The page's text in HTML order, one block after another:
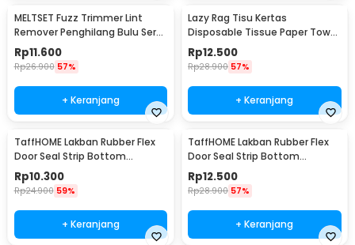
MELTSET Fuzz Trimmer Lint
Remover Penghilang Bulu Serat
Kain - CV8805
Rp11.600
Rp26.900 57%
+ Keranjang
Lazy Rag Tisu Kertas
Disposable Tissue Paper Towel
1 Roll (50 Helai) - MB104P
Rp12.500
Rp28.900 57%
+ Keranjang
TaffHOME Lakban Rubber Flex
Door Seal Strip Bottom
Waterproof 25mmx5M - TP39
Rp10.300
Rp24.900 59%
+ Keranjang
TaffHOME Lakban Rubber Flex
Door Seal Strip Bottom
Waterproof 35mmx5M - TP39
Rp12.500
Rp28.900 57%
+ Keranjang